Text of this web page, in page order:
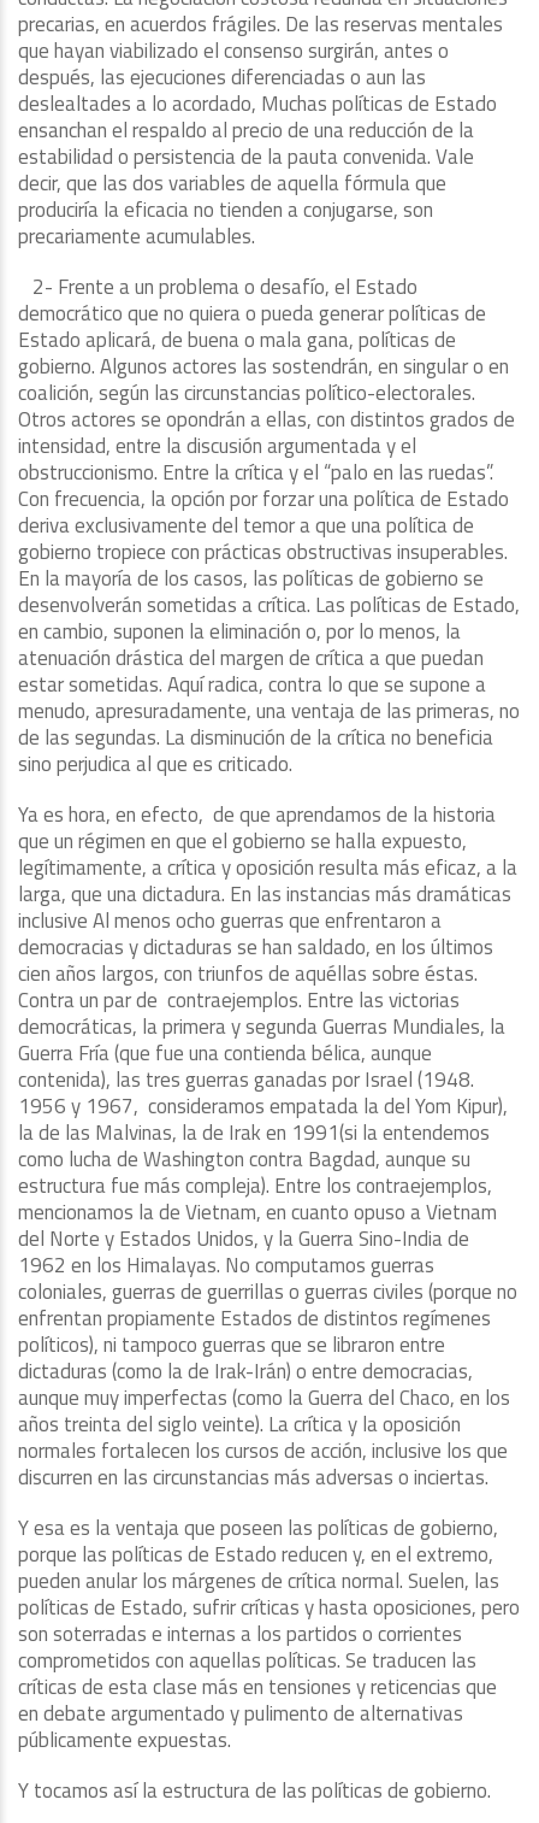
precarias, en acuerdos frágiles. De las reservas mentales
que hayan viabilizado el consenso surgirán, antes o
después, las ejecuciones diferenciadas o aun las
deslealtades a lo acordado, Muchas políticas de Estado
ensanchan el respaldo al precio de una reducción de la
estabilidad o persistencia de la pauta convenida. Vale
decir, que las dos variables de aquella fórmula que
produciría la eficacia no tienden a conjugarse, son
precariamente acumulables.
2- Frente a un problema o desafío, el Estado
democrático que no quiera o pueda generar políticas de
Estado aplicará, de buena o mala gana, políticas de
gobierno. Algunos actores las sostendrán, en singular o en
coalición, según las circunstancias político-electorales.
Otros actores se opondrán a ellas, con distintos grados de
intensidad, entre la discusión argumentada y el
obstruccionismo. Entre la crítica y el “palo en las ruedas”.
Con frecuencia, la opción por forzar una política de Estado
deriva exclusivamente del temor a que una política de
gobierno tropiece con prácticas obstructivas insuperables.
En la mayoría de los casos, las políticas de gobierno se
desenvolverán sometidas a crítica. Las políticas de Estado,
en cambio, suponen la eliminación o, por lo menos, la
atenuación drástica del margen de crítica a que puedan
estar sometidas. Aquí radica, contra lo que se supone a
menudo, apresuradamente, una ventaja de las primeras, no
de las segundas. La disminución de la crítica no beneficia
sino perjudica al que es criticado.
Ya es hora, en efecto, de que aprendamos de la historia
que un régimen en que el gobierno se halla expuesto,
legítimamente, a crítica y oposición resulta más eficaz, a la
larga, que una dictadura. En las instancias más dramáticas
inclusive Al menos ocho guerras que enfrentaron a
democracias y dictaduras se han saldado, en los últimos
cien años largos, con triunfos de aquéllas sobre éstas.
Contra un par de contraejemplos. Entre las victorias
democráticas, la primera y segunda Guerras Mundiales, la
Guerra Fría (que fue una contienda bélica, aunque
contenida), las tres guerras ganadas por Israel (1948.
1956 y 1967, consideramos empatada la del Yom Kipur),
la de las Malvinas, la de Irak en 1991(si la entendemos
como lucha de Washington contra Bagdad, aunque su
estructura fue más compleja). Entre los contraejemplos,
mencionamos la de Vietnam, en cuanto opuso a Vietnam
del Norte y Estados Unidos, y la Guerra Sino-India de
1962 en los Himalayas. No computamos guerras
coloniales, guerras de guerrillas o guerras civiles (porque no
enfrentan propiamente Estados de distintos regímenes
políticos), ni tampoco guerras que se libraron entre
dictaduras (como la de Irak-Irán) o entre democracias,
aunque muy imperfectas (como la Guerra del Chaco, en los
años treinta del siglo veinte). La crítica y la oposición
normales fortalecen los cursos de acción, inclusive los que
discurren en las circunstancias más adversas o inciertas.
Y esa es la ventaja que poseen las políticas de gobierno,
porque las políticas de Estado reducen y, en el extremo,
pueden anular los márgenes de crítica normal. Suelen, las
políticas de Estado, sufrir críticas y hasta oposiciones, pero
son soterradas e internas a los partidos o corrientes
comprometidos con aquellas políticas. Se traducen las
críticas de esta clase más en tensiones y reticencias que
en debate argumentado y pulimento de alternativas
públicamente expuestas.
Y tocamos así la estructura de las políticas de gobierno.